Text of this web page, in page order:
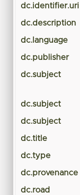
dc.identifier.uri
dc.description
dc.language
dc.publisher
dc.subject
dc.subject
dc.subject
dc.title
dc.type
dc.provenance
dc.road